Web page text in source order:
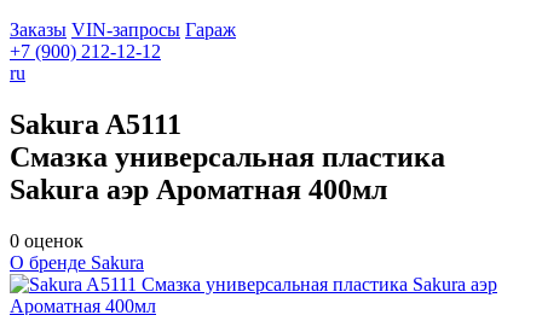
Заказы VIN-запросы Гараж
+7 (900) 212-12-12
ru
Sakura A5111
Смазка универсальная пластика
Sakura аэр Ароматная 400мл
0 оценок
О бренде Sakura